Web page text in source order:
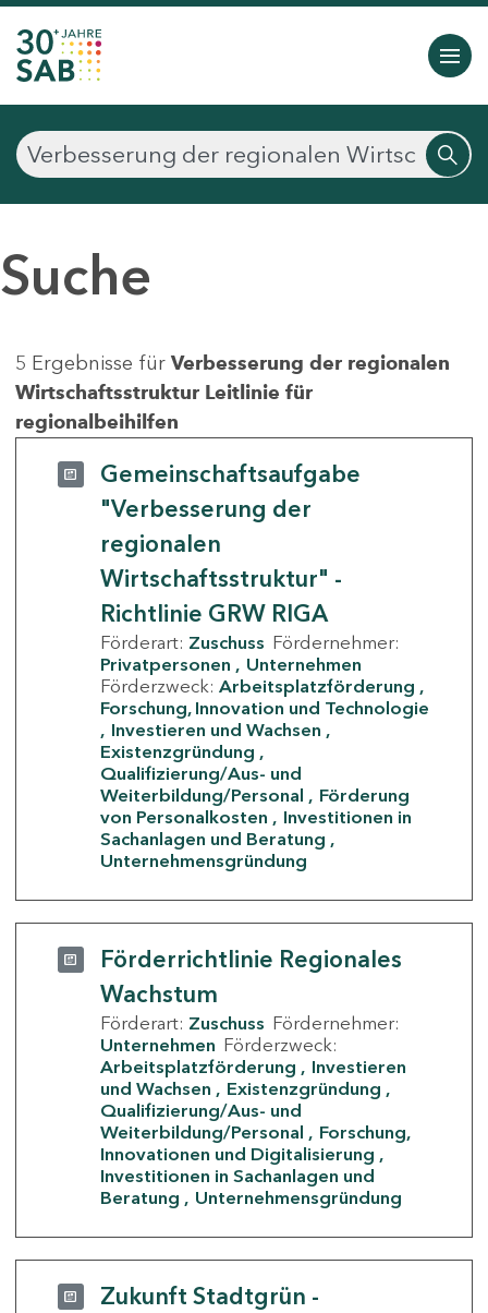
Suche
5 Ergebnisse für Verbesserung der regionalen
Wirtschaftsstruktur Leitlinie für
regionalbeihilfen
Gemeinschaftsaufgabe
"Verbesserung der
regionalen
Wirtschaftsstruktur" -
Richtlinie GRW RIGA
Förderart: Zuschuss Fördernehmer:
Privatpersonen
Unternehmen
Förderzweck: Arbeitsplatzförderung
Forschung, Innovation und Technologie
Investieren und Wachsen
Existenzgründung
Qualifizierung/Aus- und
Weiterbildung/Personal
Förderung
von Personalkosten
Investitionen in
Sachanlagen und Beratung
Unternehmensgründung
Förderrichtlinie Regionales
Wachstum
Förderart: Zuschuss Fördernehmer:
Unternehmen Förderzweck:
Arbeitsplatzförderung
Investieren
und Wachsen
Existenzgründung
Qualifizierung/Aus- und
Weiterbildung/Personal
Forschung,
Innovationen und Digitalisierung
Investitionen in Sachanlagen und
Beratung
Unternehmensgründung
Zukunft Stadtgrün -